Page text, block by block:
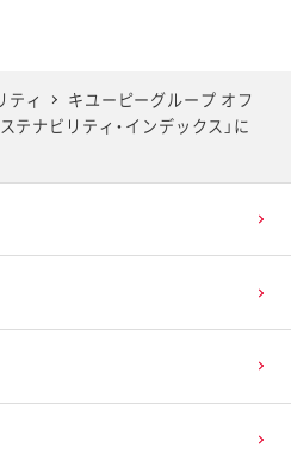
ティ
キユーピーグループ オフ
テナビリティ・インデックス」に